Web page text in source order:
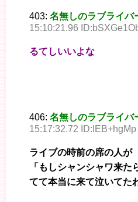
403: 名無しのラブライバ
15:10:21.96
るてしいいよな
406: 名無しのラブライバ
15:17:32.72 ID:IEB+hgMp
ライブの時前の席の人が
「もしシャンシャワ来
てて本当に来て泣いてた